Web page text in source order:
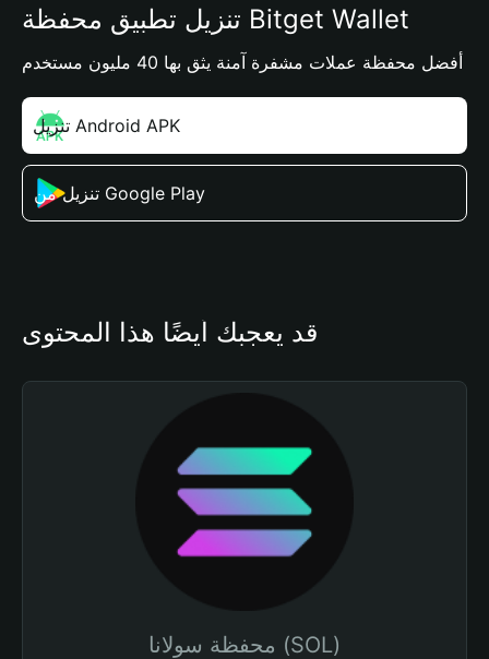
تنزيل تطبيق محفظة Bitget Wallet
أفضل محفظة عملات مشفرة آمنة يثق بها 40 مليون مستخدم
تنزيل Android APK
تنزيل من Google Play
قد يعجبك أيضًا هذا المحتوى
محفظة سولانا (SOL)